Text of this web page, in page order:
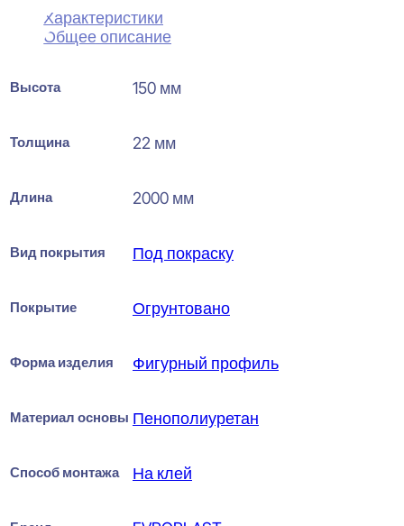
Характеристики
Общее описание
Высота 150 мм
Толщина 22 мм
Длина 2000 мм
Вид покрытия Под покраску
Покрытие Огрунтовано
Форма изделия Фигурный профиль
Материал основы Пенополиуретан
Способ монтажа На клей